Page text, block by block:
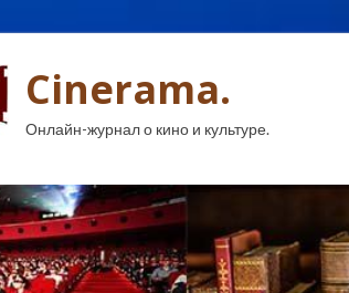
Cinerama.
Онлайн-журнал о кино и культуре.